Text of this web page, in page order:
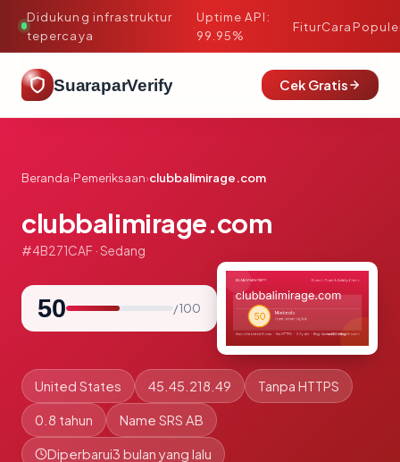
Didukung infrastruktur
tepercaya
·
Uptime API:
99.95%
FiturCara
SuaraparVerify Cek Gratis
Beranda›Pemeriksaan›clubbalimirage.com
clubbalimirage.com
#4B271CAF · Sedang
50 / 100
United States 45.45.218.49 Tanpa HTTPS
0.8 tahun Name SRS AB
Diperbarui3 bulan yang lalu